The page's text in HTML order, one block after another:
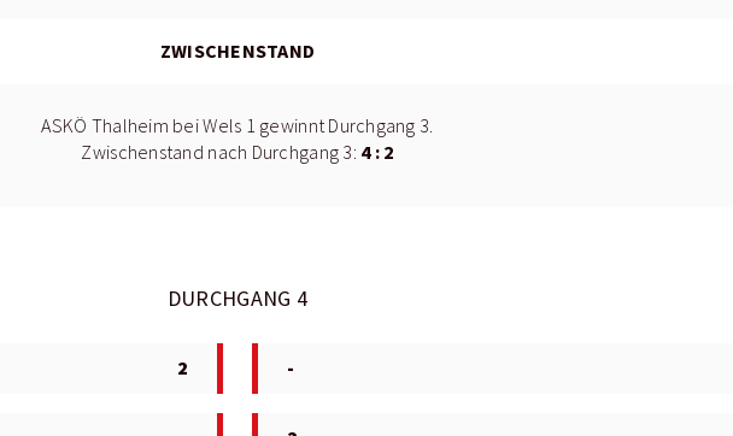
ZWISCHENSTAND
ASKÖ Thalheim bei Wels 1 gewinnt Durchgang 3.
Zwischenstand nach Durchgang 3: 4 : 2
DURCHGANG 4
2 -